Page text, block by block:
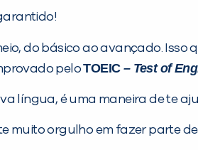
do básico ao avançado.
peloTOEIC– Test of
língua, é uma maneira de te
muito orgulho em fazer parte